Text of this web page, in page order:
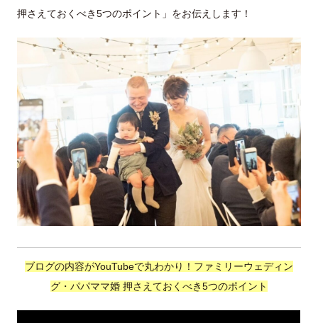
押さえておくべき5つのポイント」をお伝えします！
ブログの内容がYouTubeで丸わかり！ファミリーウェディン
グ・パパママ婚 押さえておくべき5つのポイント